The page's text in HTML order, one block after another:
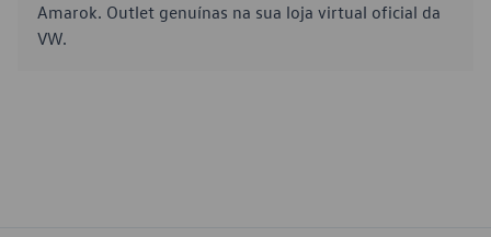
Amarok. Outlet genuínas na sua loja virtual oficial da
VW.